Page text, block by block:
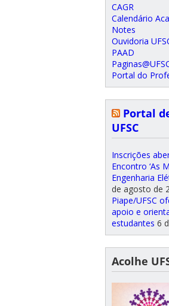
CAGR
Calendário
Notes
Ouvidoria
PAAD
Portal do
Portal
UFSC
Inscrições
Encontro ‘As
Engenharia
de agosto de
Piape/UFSC
apoio e
estudantes 6
Acolhe